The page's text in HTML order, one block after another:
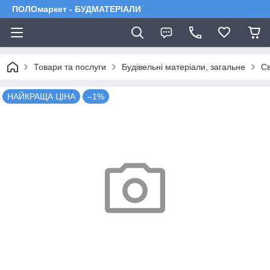
ПОЛОмаркет - БУДМАТЕРІАЛИ
Товари та послуги Будівельні матеріали, загальне
НАЙКРАЩА ЦІНА –1%